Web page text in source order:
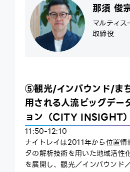
那須 俊
マルティ
取締役
⑤観光/インバウンド/ま
用される人流ビッグデー
ョン（CITY INSIGHT）
11:50-12:10
ナイトレイは2011年から位置情
タの解析技術を用いた地域活性
を展開し、観光／インバウンド